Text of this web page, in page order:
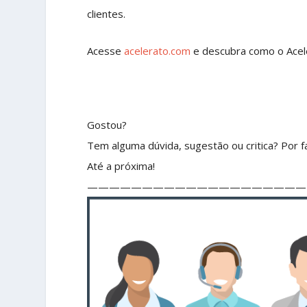
clientes.
Acesseacelerato.com e descubra como o
Gostou?
Tem alguma dúvida, sugestão ou critica? Por
Até a próxima!